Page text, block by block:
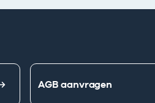
AGB aanvragen